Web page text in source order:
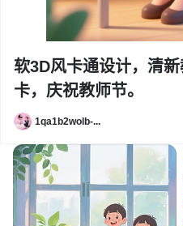
软3D风卡通设计，清
卡，庆祝教师节。
1qa1b2wolb-...